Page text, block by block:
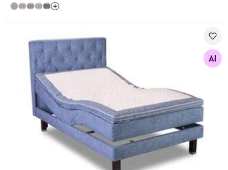
+
Mootorvoodi Hypnos Mars